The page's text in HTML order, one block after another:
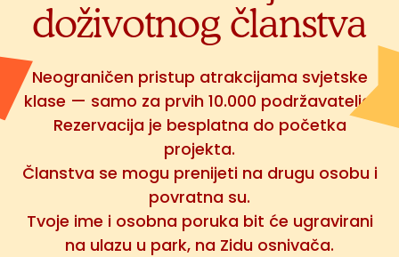
doživotnog članstva
Neograničen pristup atrakcijama svjetske
klase — samo za prvih 10.000 podržavatelja.
Rezervacija je besplatna do početka
projekta.
Članstva se mogu prenijeti na drugu osobu i
povratna su.
Tvoje ime i osobna poruka bit će ugravirani
na ulazu u park, na Zidu osnivača.